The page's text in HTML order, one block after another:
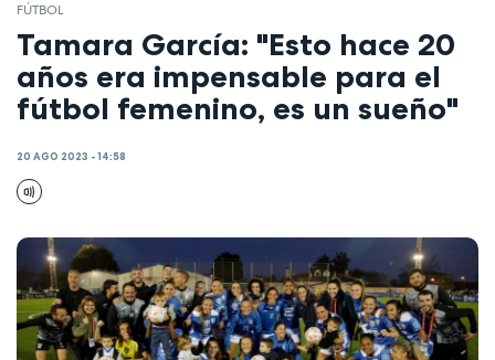
FÚTBOL
Tamara García: "Esto hace 20
años era impensable para el
fútbol femenino, es un sueño"
20 AGO 2023 - 14:58